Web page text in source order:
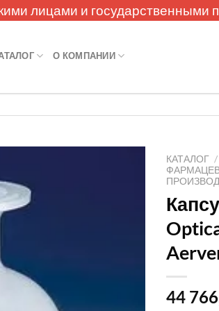
лицами и государственными
О КОМПАНИИ
КАТАЛОГ /
44